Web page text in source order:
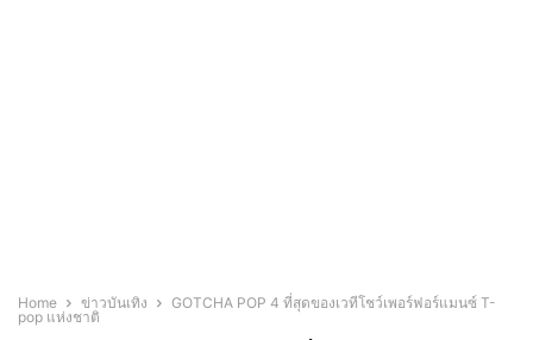
Home ข่าวบันเทิง
GOTCHA POP 4 ที่สุดของเวทีโชว์เพอร์ฟอร์แมนซ์ T-
pop แห่งชาติ